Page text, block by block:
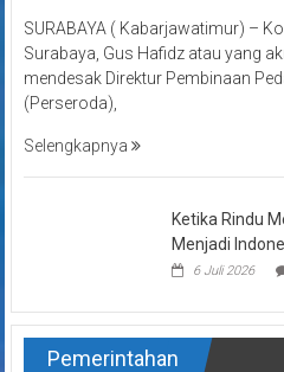
SURABAYA ( Kabarjawatimur) –
Surabaya, Gus Hafidz atau yang
mendesak Direktur Pembinaan
(Perseroda),
Selengkapnya
Ketika Rindu
Menjadi
6 Juli 2026
Pemerintahan